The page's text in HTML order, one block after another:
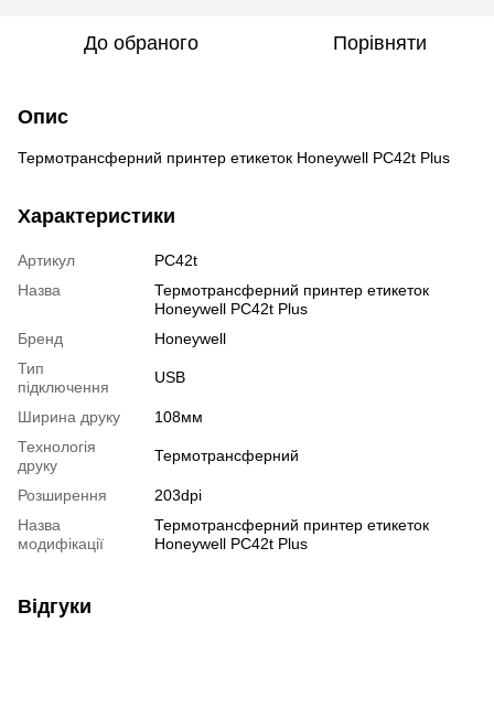
До обраного Порівняти
Опис
Термотрансферний принтер етикеток Honeywell PC42t Plus
Характеристики
Артикул
PC42t
Назва
Термотрансферний принтер етикеток
Honeywell PC42t Plus
Бренд
Honeywell
Тип
підключення
USB
Ширина друку
108мм
Технологія
друку
Термотрансферний
Розширення
203dpi
Назва
модифікації
Термотрансферний принтер етикеток
Honeywell PC42t Plus
Відгуки